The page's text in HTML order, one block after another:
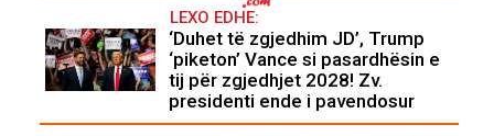
LEXO EDHE:
‘Duhet të zgjedhim JD’, Trump
‘piketon’ Vance si pasardhësin e
tij për zgjedhjet 2028! Zv.
presidenti ende i pavendosur